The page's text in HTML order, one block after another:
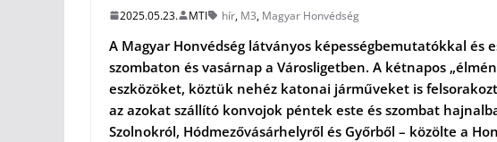
2025.05.23. MTI hír, M3, Magyar Honvédség
A Magyar Honvédség látványos képességbemutatókkal és
szombaton és vasárnap a Városligetben. A kétnapos
eszközöket, köztük nehéz katonai járműveket is
az azokat szállító konvojok péntek este és szombat
Szolnokról, Hódmezővásárhelyről és Győrből – közölte a